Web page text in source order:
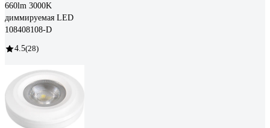
660lm 3000K
диммируемая LED
108408108-D
4.5(28)